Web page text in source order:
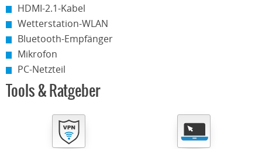
HDMI-2.1-Kabel
Wetterstation-WLAN
Bluetooth-Empfänger
Mikrofon
PC-Netzteil
Tools & Ratgeber